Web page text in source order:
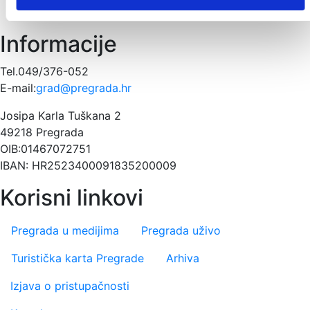
Informacije
Tel.049/376-052
E-mail:grad@pregrada.hr
Josipa Karla Tuškana 2
49218 Pregrada
OIB:01467072751
IBAN: HR2523400091835200009
Korisni linkovi
Pregrada u medijima
Pregrada uživo
Turistička karta Pregrade
Arhiva
Footer menu
Izjava o pristupačnosti